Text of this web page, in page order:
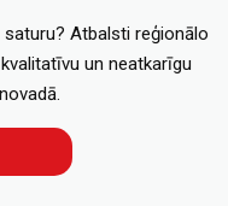
Atbalsti reģionālo
un neatkarīgu